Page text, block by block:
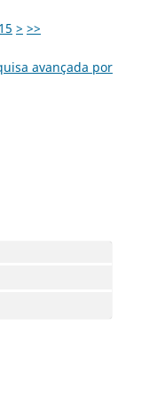
15 > >>
avançada por